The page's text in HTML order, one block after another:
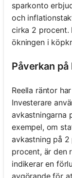
sparkonto
och
cirka 2 procent.
ökningen i
Påverkan
Reella räntor
Investerare
avkastningarna
exempel, om
avkastning på
procent, är den
indikerar en